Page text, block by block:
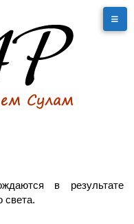
в результате
света.